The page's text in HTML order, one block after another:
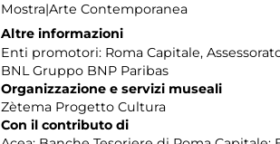
Mostra|Arte Contemporanea
Altre informazioni
Enti promotori: Roma Capitale,
BNL Gruppo BNP Paribas
Organizzazione e servizi museali
Zètema Progetto Cultura
Con il contributo di